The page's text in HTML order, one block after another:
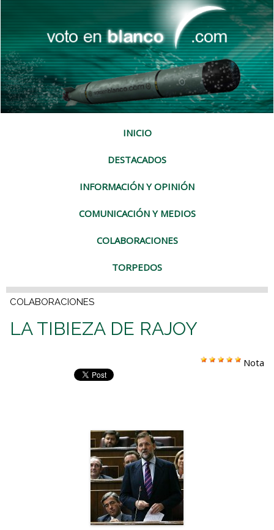
INICIO
DESTACADOS
INFORMACIÓN Y OPINIÓN
COMUNICACIÓN Y MEDIOS
COLABORACIONES
TORPEDOS
COLABORACIONES
LA TIBIEZA DE RAJOY
Nota